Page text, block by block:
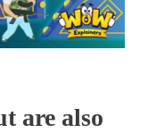
are also